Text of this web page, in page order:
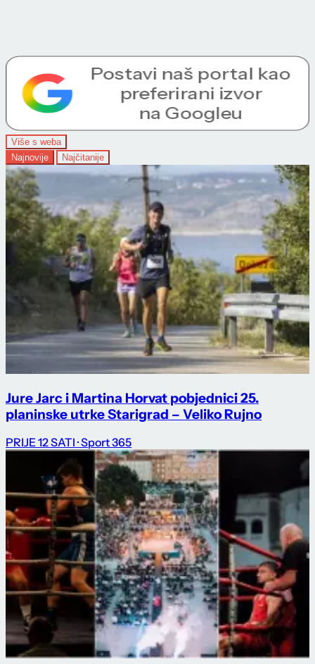
Više s weba
Najnovije
Najčitanije
Jure Jarc i Martina Horvat pobjednici 25.
planinske utrke Starigrad – Veliko Rujno
PRIJE 12 SATI · Sport 365